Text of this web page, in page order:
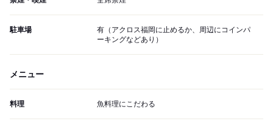
駐車場
有（アクロス福岡に止めるか、周辺にコインパ
ーキングなどあり）
メニュー
料理 魚料理にこだわる